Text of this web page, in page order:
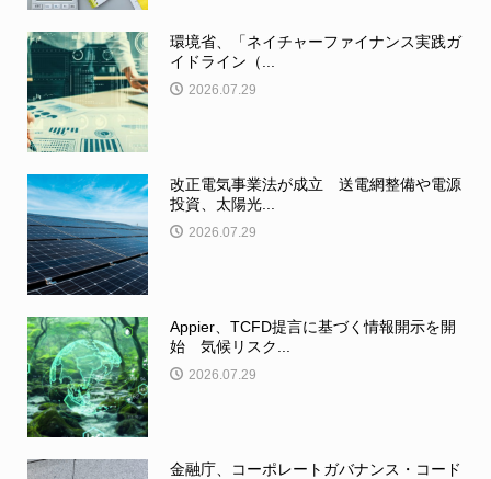
環境省、「ネイチャーファイナンス実践ガ
イドライン（...
2026.07.29
改正電気事業法が成立 送電網整備や電源
投資、太陽光...
2026.07.29
Appier、TCFD提言に基づく情報開示を開
始 気候リスク...
2026.07.29
金融庁、コーポレートガバナンス・コード